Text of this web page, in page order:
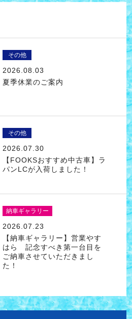
その他
2026.08.03
夏季休業のご案内
その他
2026.07.30
【FOOKSおすすめ中古車】ラ
パンLCが入荷しました！
納車ギャラリー
2026.07.23
【納車ギャラリー】営業やす
はら 記念すべき第一台目を
ご納車させていただきまし
た！